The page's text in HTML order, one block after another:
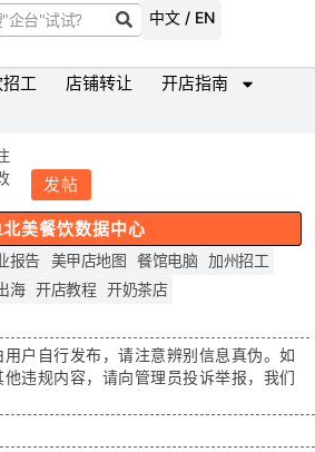
中文 / EN
工 店铺转让 开店指南
发帖
北美餐饮数据中心
报告 美甲店地图 餐馆电脑
加州招工
海 开店教程 开奶茶店
户自行发布，请注意辨别信息真伪。如
他违规内容，请向管理员投诉举报，我们